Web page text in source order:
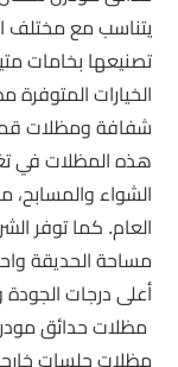
يتناسب مع مختلف
تصنيعها بخامات
الخيارات
شفافة ومظلات
هذه المظلات في
الشواء والمسابح،
العام. كما توفر
مساحة الحديقة
أعلى درجات الجودة
مظلات حدائق
مظلات جلسات